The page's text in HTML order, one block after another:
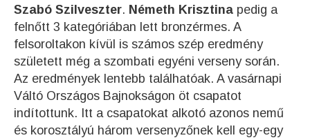
Szabó Szilveszter. Németh Krisztina pedig a
felnőtt 3 kategóriában lett bronzérmes. A
felsoroltakon kívül is számos szép eredmény
született még a szombati egyéni verseny során.
Az eredmények lentebb találhatóak. A vasárnapi
Váltó Országos Bajnokságon öt csapatot
indítottunk. Itt a csapatokat alkotó azonos nemű
és korosztályú három versenyzőnek kell egy-egy